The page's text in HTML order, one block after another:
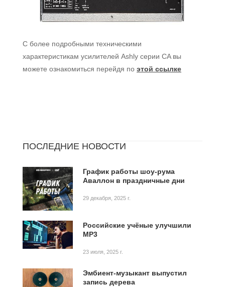
C более подробными техническими
характеристикам усилителей Ashly серии CA вы
можете ознакомиться перейдя по этой ссылке
ПОСЛЕДНИЕ НОВОСТИ
График работы шоу-рума
Аваллон в праздничные дни
29 декабря, 2025 г.
Российские учёные улучшили
MP3
23 июля, 2025 г.
Эмбиент-музыкант выпустил
запись дерева